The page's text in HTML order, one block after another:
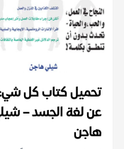
تحميل كتاب كل
عن لغة الجسد –
هاجن